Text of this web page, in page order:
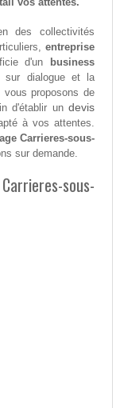
des collectivités
entreprise
d'un
business
dialogue et la
proposons de
d'établir undevis
à vos attentes.
Carrieres-sous-
sur demande.
sous-